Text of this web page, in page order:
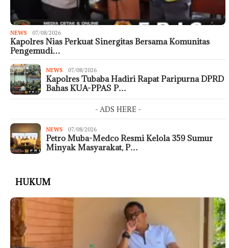
NEWS 07/08/2026
Kapolres Nias Perkuat Sinergitas Bersama Komunitas
Pengemudi…
NEWS 07/08/2026
Kapolres Tubaba Hadiri Rapat Paripurna DPRD
Bahas KUA-PPAS P…
- ADS HERE -
NEWS 07/08/2026
Petro Muba-Medco Resmi Kelola 359 Sumur
Minyak Masyarakat, P…
HUKUM